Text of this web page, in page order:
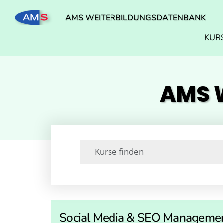
AMS WEITERBILDUNGSDATENBANK
AMS
Social Media & SEO